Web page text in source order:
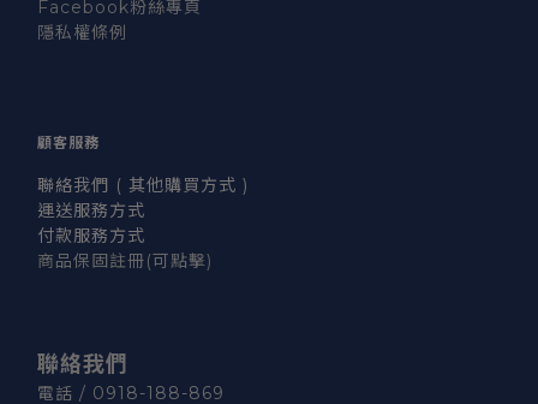
Facebook粉絲專頁
隱私權條例
顧客服務
聯絡我們 ( 其他購買方式 )
運送服務方式
付款服務方式
商品保固註冊(可點擊)
聯絡我們
電話 / 0918-188-869